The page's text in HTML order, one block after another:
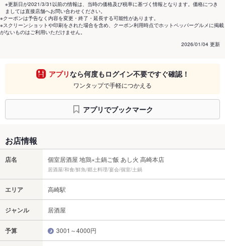
※更新日が2021/3/31以前の情報は、当時の価格及び税率に基づく情報となります。価格につき
ましては直接店舗へお問い合わせください。
※クーポンは予告なく内容を変更・終了・延長する可能性があります。
※スクリーンショットや印刷をされた場合を含め、クーポン利用時点でホットペッパーグルメに掲載
がないものはご利用いただけません。
2026/01/04 更新
アプリなら何度もログイン不要ですぐ確認！
ワンタップで手軽につかえる
アプリでブックマーク
お店情報
店名 個室居酒屋 地鶏×土鍋ご飯 あし火 高崎本店
居酒屋/和食/鮮魚/郷土料理/宴会/個室/土鍋
エリア 高崎駅
ジャンル 居酒屋
予算 3001～4000円